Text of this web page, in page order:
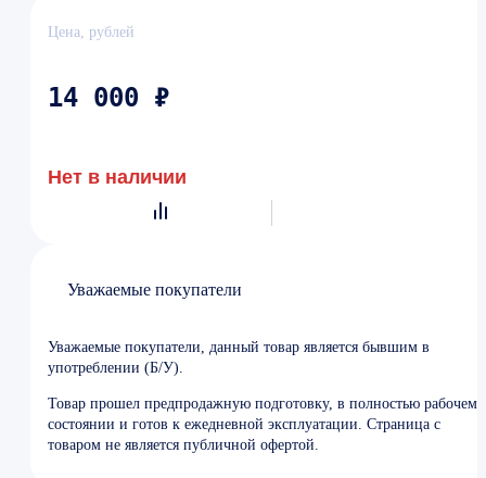
Цена, рублей
14 000 ₽
Нет в наличии
Уважаемые покупатели
Уважаемые покупатели, данный товар является бывшим в
употреблении (Б/У).
Товар прошел предпродажную подготовку, в полностью рабочем
состоянии и готов к ежедневной эксплуатации. Страница с
товаром не является публичной офертой.